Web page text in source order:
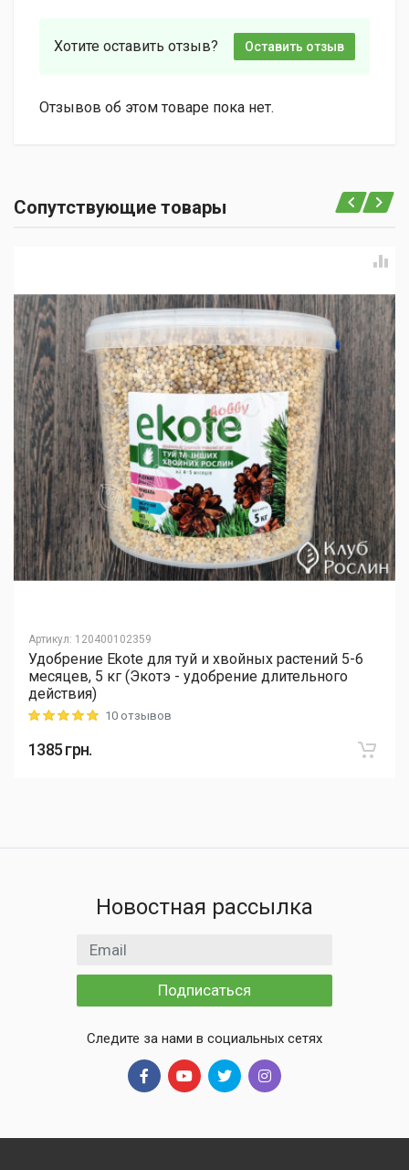
Хотите оставить отзыв? Оставить отзыв
Отзывов об этом товаре пока нет.
Сопутствующие товары
Артикул: 120400102359
Удобрение Ekote для туй и хвойных растений 5-6
месяцев, 5 кг (Экотэ - удобрение длительного
действия)
Rating: 5 out of 510 отзывов
1385грн.
Новостная рассылка
Email адрес
Подписаться
Следите за нами в социальных сетях